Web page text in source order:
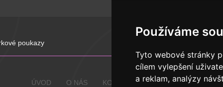
Používáme
Tyto webové stránky
cílem vylepšení
a reklam, analýzy
poukazy
ÚVOD O NÁS KONTAKTY OBCHODNÍ